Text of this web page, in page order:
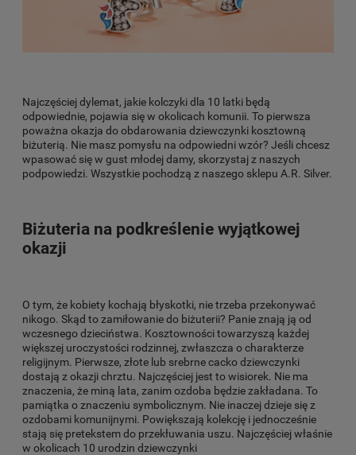
Najczęściej dylemat, jakie kolczyki dla 10 latki będą
odpowiednie, pojawia się w okolicach komunii. To pierwsza
poważna okazja do obdarowania dziewczynki kosztowną
biżuterią. Nie masz pomysłu na odpowiedni wzór? Jeśli chcesz
wpasować się w gust młodej damy, skorzystaj z naszych
podpowiedzi. Wszystkie pochodzą z naszego sklepu A.R. Silver.
Biżuteria na podkreślenie wyjątkowej
okazji
O tym, że kobiety kochają błyskotki, nie trzeba przekonywać
nikogo. Skąd to zamiłowanie do biżuterii? Panie znają ją od
wczesnego dzieciństwa. Kosztowności towarzyszą każdej
większej uroczystości rodzinnej, zwłaszcza o charakterze
religijnym. Pierwsze, złote lub srebrne cacko dziewczynki
dostają z okazji chrztu. Najczęściej jest to wisiorek. Nie ma
znaczenia, że miną lata, zanim ozdoba będzie zakładana. To
pamiątka o znaczeniu symbolicznym. Nie inaczej dzieje się z
ozdobami komunijnymi. Powiększają kolekcję i jednocześnie
stają się pretekstem do przekłuwania uszu. Najczęściej właśnie
w okolicach 10 urodzin dziewczynki